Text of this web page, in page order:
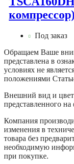
компрессор)
Под заказ
Обращаем Ваше
представлена в
условиях не
положениями
Внешний вид и цвет
представленного
Компания
изменения в
товара без
необходимую
при покупке.